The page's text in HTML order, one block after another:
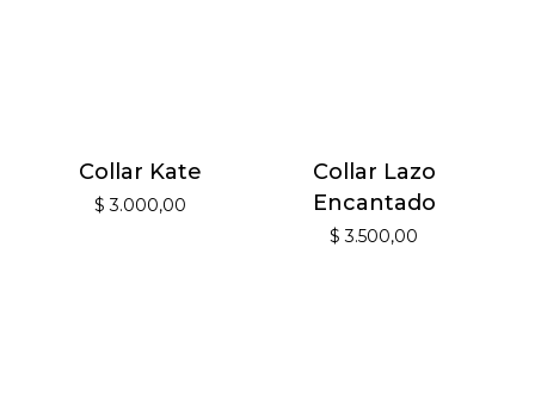
Collar Kate
$ 3.000,00
Collar Lazo
Encantado
$ 3.500,00